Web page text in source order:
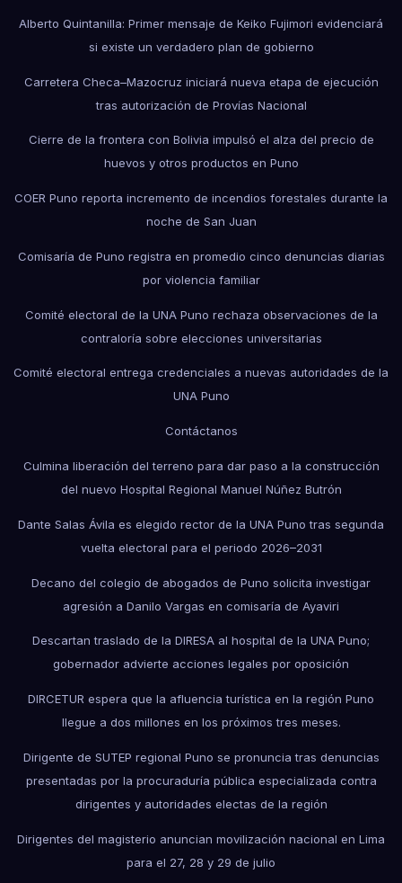
Alberto Quintanilla: Primer mensaje de Keiko Fujimori evidenciará
si existe un verdadero plan de gobierno
Carretera Checa–Mazocruz iniciará nueva etapa de ejecución
tras autorización de Provías Nacional
Cierre de la frontera con Bolivia impulsó el alza del precio de
huevos y otros productos en Puno
COER Puno reporta incremento de incendios forestales durante la
noche de San Juan
Comisaría de Puno registra en promedio cinco denuncias diarias
por violencia familiar
Comité electoral de la UNA Puno rechaza observaciones de la
contraloría sobre elecciones universitarias
Comité electoral entrega credenciales a nuevas autoridades de la
UNA Puno
Contáctanos
Culmina liberación del terreno para dar paso a la construcción
del nuevo Hospital Regional Manuel Núñez Butrón
Dante Salas Ávila es elegido rector de la UNA Puno tras segunda
vuelta electoral para el periodo 2026–2031
Decano del colegio de abogados de Puno solicita investigar
agresión a Danilo Vargas en comisaría de Ayaviri
Descartan traslado de la DIRESA al hospital de la UNA Puno;
gobernador advierte acciones legales por oposición
DIRCETUR espera que la afluencia turística en la región Puno
llegue a dos millones en los próximos tres meses.
Dirigente de SUTEP regional Puno se pronuncia tras denuncias
presentadas por la procuraduría pública especializada contra
dirigentes y autoridades electas de la región
Dirigentes del magisterio anuncian movilización nacional en Lima
para el 27, 28 y 29 de julio